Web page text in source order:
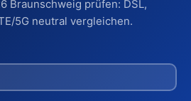
Braunschweig prüfen: DSL,
5G neutral vergleichen.